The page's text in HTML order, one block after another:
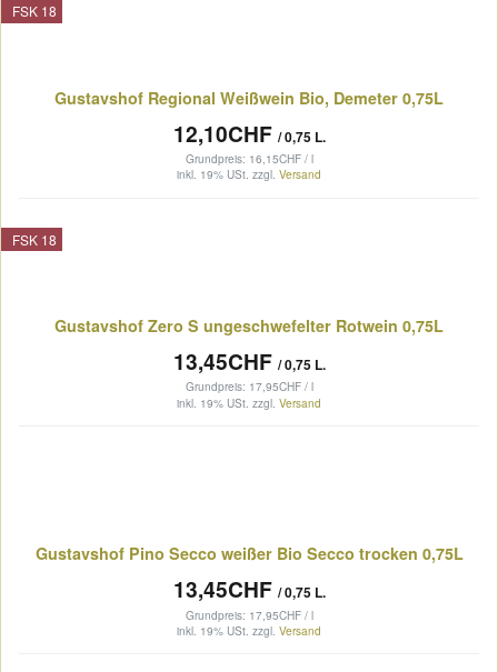
FSK 18
Gustavshof Regional Weißwein Bio, Demeter 0,75L
12,10CHF / 0,75 L.
Grundpreis: 16,15CHF / l
inkl. 19% USt. zzgl. Versand
FSK 18
Gustavshof Zero S ungeschwefelter Rotwein 0,75L
13,45CHF / 0,75 L.
Grundpreis: 17,95CHF / l
inkl. 19% USt. zzgl. Versand
Gustavshof Pino Secco weißer Bio Secco trocken 0,75L
13,45CHF / 0,75 L.
Grundpreis: 17,95CHF / l
inkl. 19% USt. zzgl. Versand